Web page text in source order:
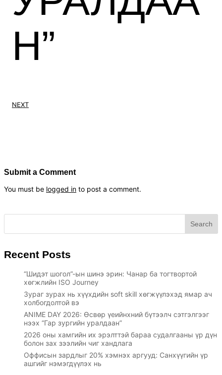
Н”
NEXT
Submit a Comment
You must be logged in to post a comment.
Search
Recent Posts
“Шидэт шогол”-ын шинэ эрин: Чанар ба тогтвортой
хөгжлийн ISO Journey
Зураг зурах нь хүүхдийн soft skill хөгжүүлэхэд ямар ач
холбогдолтой вэ
ANIME DAY 2026: Өсвөр үеийнхний бүтээлч сэтгэлгээг
нээх “Гар зургийн уралдаан”
2026 оны хамгийн их эрэлттэй бараа судалгааны үр дүн
болон зах зээлийн чиг хандлага
Оффисын зардлыг 20% хэмнэх аргууд: Санхүүгийн үр
ашгийг нэмэгдүүлэх нь